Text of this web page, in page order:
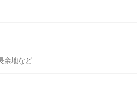
余地など